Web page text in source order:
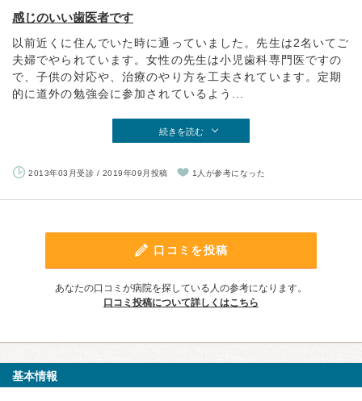
感じのいい歯医者です
以前近くに住んでいた時に通っていました。先生は2名いてご
夫婦でやられています。女性の先生は小児歯科専門医ですの
で、子供の対応や、治療のやり方を工夫されています。定期
的に道外の勉強会に参加されているよう...
続きを読む
2013年03月受診 / 2019年09月投稿 1人が参考になった
口コミを投稿
あなたの口コミが病院を探している人の参考になります。
口コミ投稿について詳しくはこちら
基本情報